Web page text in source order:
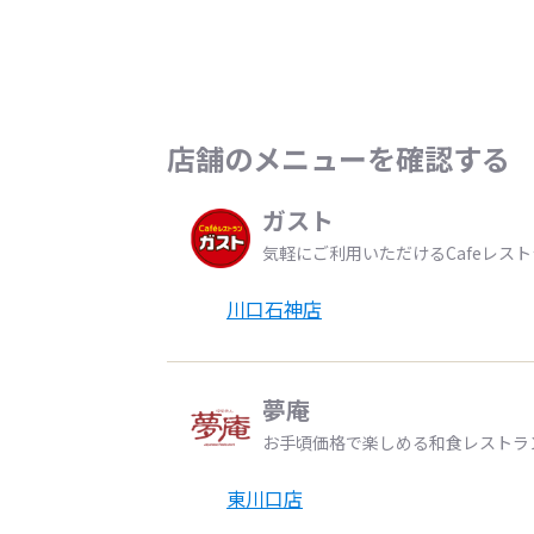
店舗のメニューを確認する
ガスト
気軽にご利用いただけるCafeレス
川口石神店
夢庵
お手頃価格で楽しめる和食レストラ
東川口店